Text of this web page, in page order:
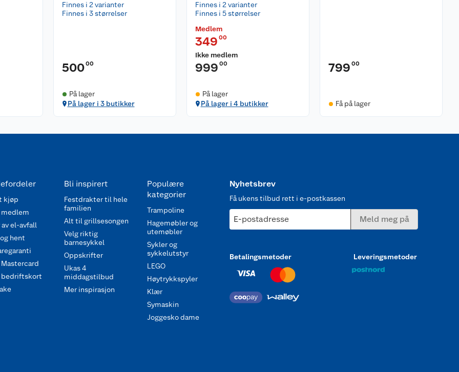
Finnes i 2 varianter
Finnes i 3 størrelser
50000
På lager
På lager i 3 butikker
Finnes i 2 varianter
Finnes i 5 størrelser
Medlem
349 00
Ikke medlem
999 00
På lager
På lager i 4 butikker
799 00
Få på lager
kjøp
medlem
av el-avfall
hent
bedriftskort
Bli inspirert
Festdrakter til hele
familien
Alt til grillsesongen
Velg riktig
barnesykkel
Oppskrifter
Ukas 4
middagstilbud
Mer inspirasjon
Populære
kategorier
Trampoline
Hagemøbler og
utemøbler
Sykler og
sykkelutstyr
LEGO
Høytrykkspyler
Klær
Symaskin
Joggesko dame
Nyhetsbrev
Få ukens tilbud rett i e-postkassen
E-postadresse Meld meg på
Betalingsmetoder Leveringsmetoder